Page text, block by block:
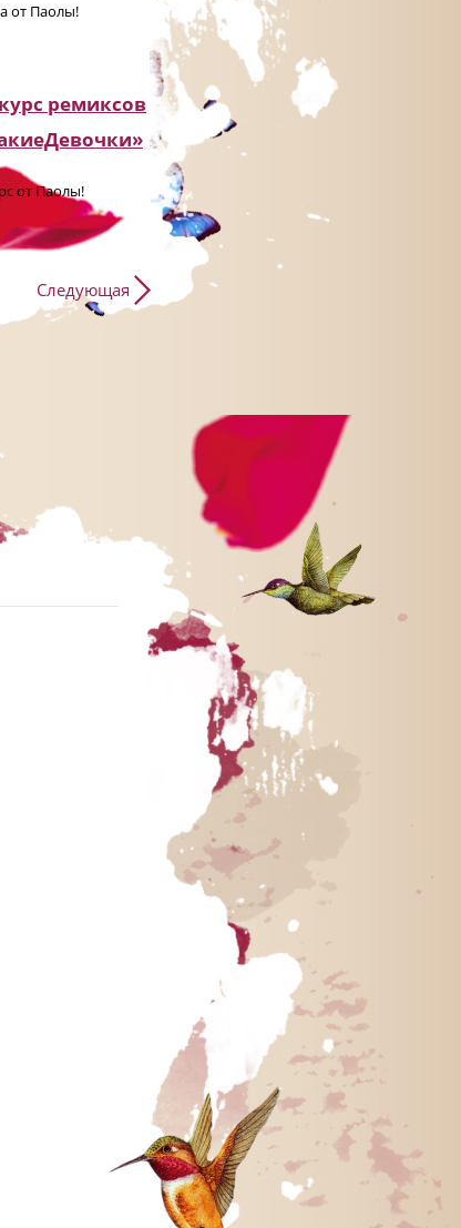
от Паолы!
ремиксов
от Паолы!
Следующая